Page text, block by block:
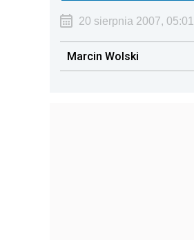
20 sierpnia 2007, 05:01
Marcin Wolski